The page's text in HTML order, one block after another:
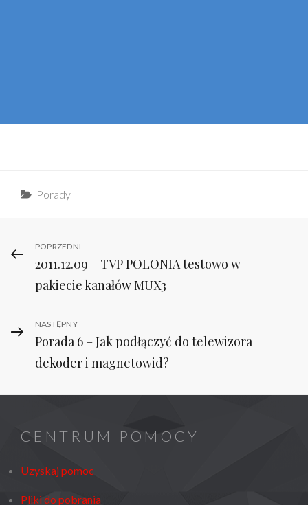
Categories
Porady
Nawigacja
wpisu
Previous
Post
POPRZEDNI
2011.12.09 – TVP POLONIA testowo w
pakiecie kanałów MUX3
Next
Post
NASTĘPNY
Porada 6 – Jak podłączyć do telewizora
dekoder i magnetowid?
CENTRUM POMOCY
Uzyskaj pomoc
Pliki do pobrania